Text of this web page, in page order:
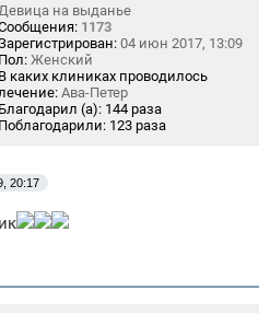
Девица на выданье
1173
04 июн 2017, 13:09
Пол: Женский
В каких клиниках проводилось
лечение: Ава-Петер
Благодарил (а): 144 раза
Поблагодарили: 123 раза
20:17